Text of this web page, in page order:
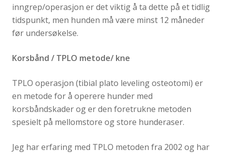
inngrep/operasjon er det viktig å ta dette på et tidlig
tidspunkt, men hunden må være minst 12 måneder
før undersøkelse.
Korsbånd / TPLO metode/ kne
TPLO operasjon (tibial plato leveling osteotomi) er
en metode for å operere hunder med
korsbåndskader og er den foretrukne metoden
spesielt på mellomstore og store hunderaser.
Jeg har erfaring med TPLO metoden fra 2002 og har